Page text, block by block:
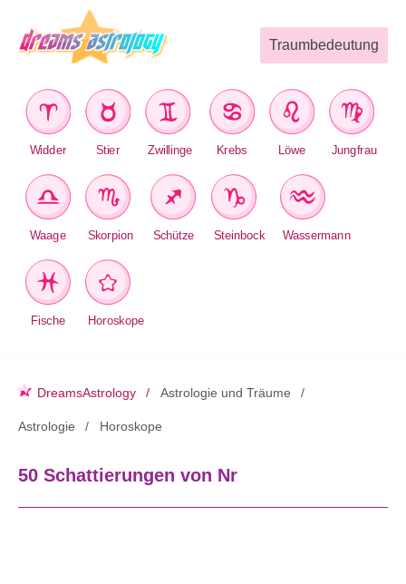
Traumbedeutung
Widder Stier Zwillinge Krebs Löwe Jungfrau
Waage Skorpion Schütze Steinbock Wassermann
Fische Horoskope
DreamsAstrology Astrologie und Träume
Astrologie Horoskope
50 Schattierungen von Nr